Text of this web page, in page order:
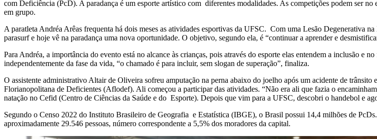
com Deficiência (PcD). A paradança é um esporte artístico com diferentes modalidades. As competições podem ser
em grupo.
A paratleta Andréa Arêas frequenta há dois meses as atividades esportivas da UFSC. Com uma Lesão Degenerativa
parasurf e hoje vê na paradança uma nova oportunidade. O objetivo, segundo ela, é “continuar a aprender e
Para Andréa, a importância do evento está no alcance às crianças, pois através do esporte elas entendem a inclusão e
independentemente da fase da vida, “o chamado é para incluir, sem slogan de superação”, finaliza.
O assistente administrativo Altair de Oliveira sofreu amputação na perna abaixo do joelho após um acidente de
Florianopolitana de Deficientes (Aflodef). Ali começou a participar das atividades. “Não era ali que fazia o
natação no Cefid (Centro de Ciências da Saúde e do Esporte). Depois que vim para a UFSC, descobri o handebol e
Segundo o Censo 2022 do Instituto Brasileiro de Geografia e Estatística (IBGE), o Brasil possui 14,4 milhões de
aproximadamente 29.546 pessoas, número correspondente a 5,5% dos moradores da capital.